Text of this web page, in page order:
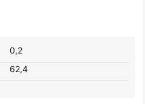
62,4
0,2